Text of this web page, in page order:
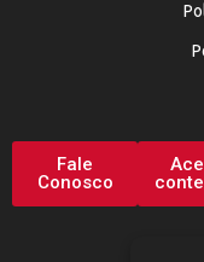
Fale
Conosco